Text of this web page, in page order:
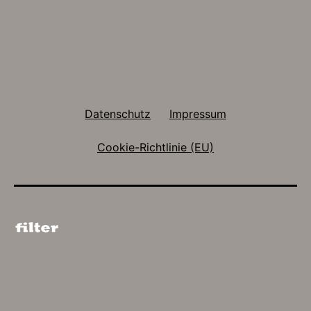
Datenschutz Impressum
Cookie-Richtlinie (EU)